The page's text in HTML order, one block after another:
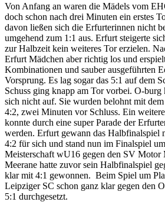
Von Anfang an waren die Mädels vom
doch schon nach drei Minuten ein erstes
davon ließen sich die Erfurterinnen nicht
umgehend zum 1:1 aus. Erfurt steigerte
zur Halbzeit kein weiteres Tor erzielen.
Erfurt Mädchen aber richtig los und
Kombinationen und sauber ausgeführten
Vorsprung. Es lag sogar das 5:1 auf dem
Schuss ging knapp am Tor vorbei. O-
sich nicht auf. Sie wurden belohnt mit
4:2, zwei Minuten vor Schluss. Ein
konnte durch eine super Parade der
werden. Erfurt gewann das Halbfinalspiel
4:2 für sich und stand nun im Finalspiel
Meisterschaft wU16 gegen den SV
Meerane hatte zuvor sein Halbfinalspiel
klar mit 4:1 gewonnen. Beim Spiel um
Leipziger SC schon ganz klar gegen den
5:1 durchgesetzt.